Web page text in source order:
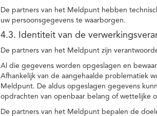
De partners van het Meldpunt hebben
uw persoonsgegevens te waarborgen.
4.3. Identiteit van de
De partners van het Meldpunt zijn
Al die gegevens worden opgeslagen en
Afhankelijk van de aangehaalde problematiek
Meldpunt. De aldus opgeslagen gegevens
opdrachten van openbaar belang of wettelijke
De partners van het Meldpunt bepalen de